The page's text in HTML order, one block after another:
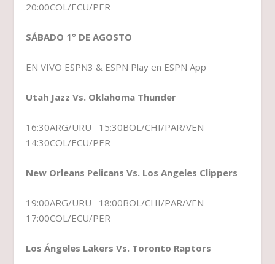
20:00COL/ECU/PER
SÁBADO 1° DE AGOSTO
EN VIVO ESPN3 & ESPN Play en ESPN App
Utah Jazz Vs. Oklahoma Thunder
16:30ARG/URU 15:30BOL/CHI/PAR/VEN
14:30COL/ECU/PER
New Orleans Pelicans Vs. Los Angeles Clippers
19:00ARG/URU 18:00BOL/CHI/PAR/VEN
17:00COL/ECU/PER
Los Ángeles Lakers Vs. Toronto Raptors